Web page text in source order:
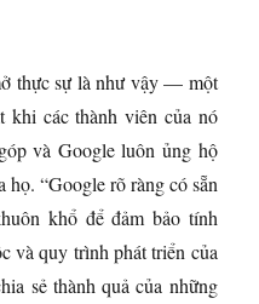
thực sự là như vậy — một
khi các thành viên của nó
và Google luôn ủng hộ
họ. “Google rõ ràng có sẵn
khổ để đảm bảo tính
và quy trình phát triển của
sẻ thành quả của những